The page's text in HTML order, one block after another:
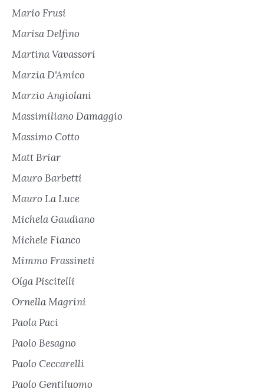
Mario Frusi
Marisa Delfino
Martina Vavassori
Marzia D'Amico
Marzio Angiolani
Massimiliano Damaggio
Massimo Cotto
Matt Briar
Mauro Barbetti
Mauro La Luce
Michela Gaudiano
Michele Fianco
Mimmo Frassineti
Olga Piscitelli
Ornella Magrini
Paola Paci
Paolo Besagno
Paolo Ceccarelli
Paolo Gentiluomo